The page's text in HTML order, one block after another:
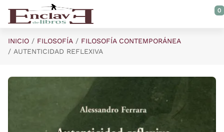
Saltar al contenido principal
0
INICIO FILOSOFÍA
FILOSOFÍA CONTEMPORÁNEA
AUTENTICIDAD REFLEXIVA